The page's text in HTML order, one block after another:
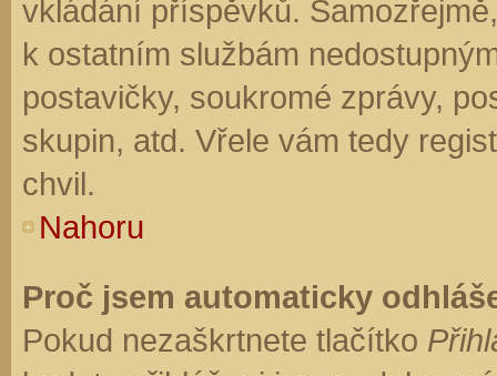
vkládání příspěvků.
k ostatním službám
postavičky, soukromé zprávy,
skupin, atd. Vřele vám tedy
chvil.
Nahoru
Proč jsem automaticky
Pokud nezaškrtnete tlačítko